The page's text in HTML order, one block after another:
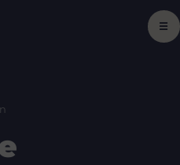
☰